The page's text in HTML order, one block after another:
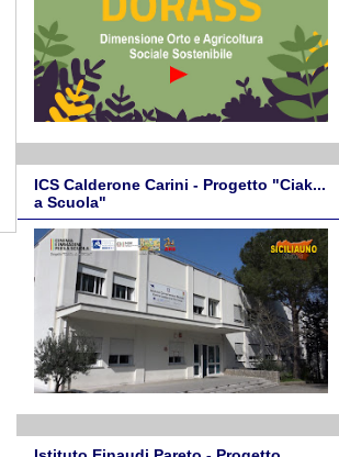
ICS Calderone Carini - Progetto "Ciak...
a Scuola"